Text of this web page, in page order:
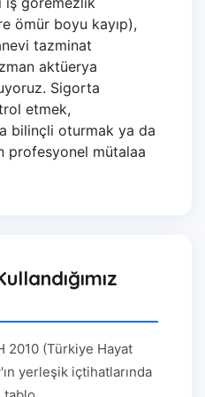
ömür boyu kayıp),
tazminat
aktüerya
Sigorta
etmek,
bilinçli oturmak ya da
profesyonel mütalaa
2010 (Türkiye Hayat
yerleşik içtihatlarında